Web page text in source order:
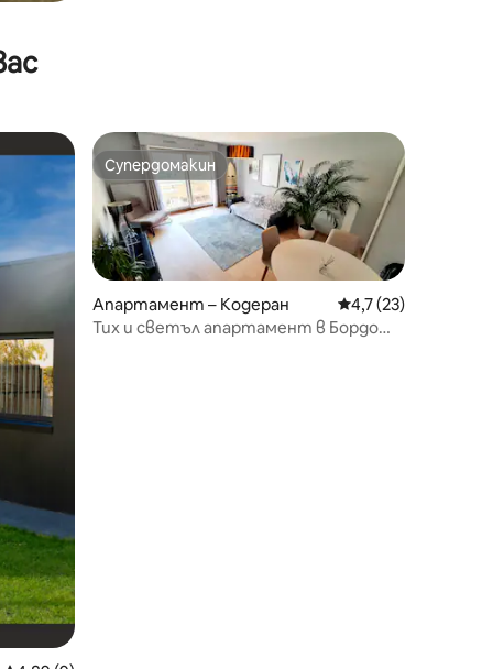
Супердомакин
Супердомакин
Апартамент – Кодеран Средна оценка:
4,7 (23)
Тих и светъл апартамент в Бордо